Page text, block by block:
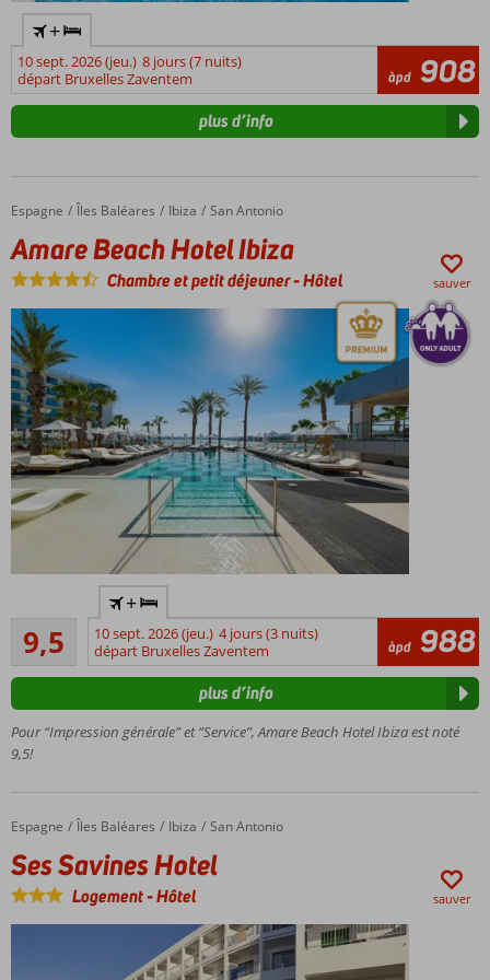
+
10 sept. 2026 (jeu.) 8 jours (7 nuits)
départ Bruxelles Zaventem
àpd 908
plus d’info
Accueil
Espagne Îles Baléares Ibiza San Antonio
Amare Beach Hotel Ibiza
Amare Beach Hotel Ibiza
Chambre et petit déjeuner-Hôtel sauver
only
hotel
Directement
de Cala De
Bou
pension
également
possible
Piscine
sur le
toit
avec
9,5Très excellente
6
commentaires
+
10 sept. 2026 (jeu.) 4 jours (3 nuits)
départ Bruxelles Zaventem
àpd 988
Pour “Impression générale” et “Service”, Amare Beach Hotel Ibiza est noté
9,5!
plus d’info
Accueil
Espagne Îles Baléares Ibiza San Antonio
Ses Savines Hotel
Ses Savines Hotel
Logement-Hôtel sauver